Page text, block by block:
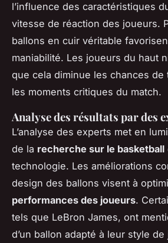
l’influence des caractéristiques
vitesse de réaction des joueurs.
ballons en cuir véritable
maniabilité. Les joueurs du haut
que cela diminue les chances de
les moments critiques du match.
Analyse des résultats par des
L’analyse des experts met en
de la recherche sur le basketball
technologie. Les améliorations
design des ballons visent à
performances des joueurs.
tels que LeBron James, ont
d’un ballon adapté à leur style